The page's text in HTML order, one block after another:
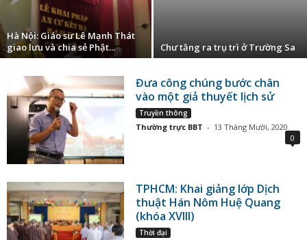
Hà Nội: Giáo sư Lê Mạnh Thát
giao lưu và chia sẻ Phật...
Chư tăng ra trụ trì ở Trường Sa
Đưa công chúng bước chân
vào một giả thuyết lịch sử
Truyền thông
Thường trực BBT - 13 Tháng Mười, 2020
0
TPHCM: Khai giảng lớp Dịch
thuật Hán Nôm Huệ Quang
(khóa XVIII)
Thời đại